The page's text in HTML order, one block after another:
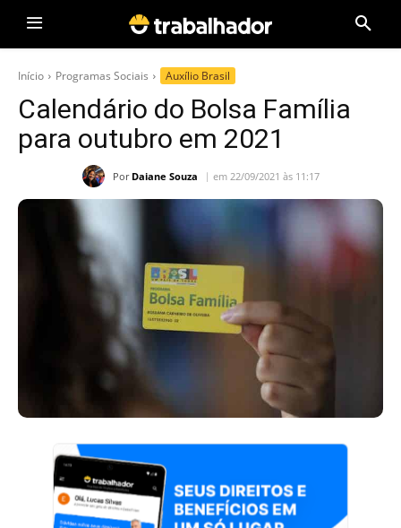
Início Programas Sociais Auxílio Brasil
Calendário do Bolsa Família
para outubro em 2021
Por Daiane Souza em 22/09/2021 às 11:17